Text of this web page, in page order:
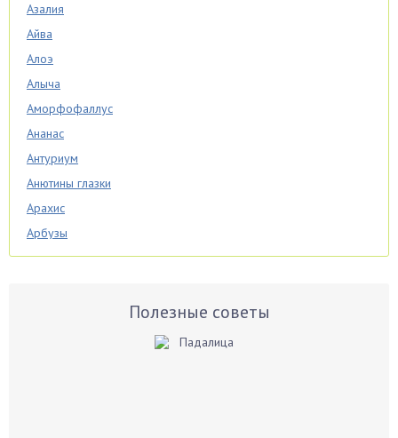
Азалия
Айва
Алоэ
Алыча
Аморфофаллус
Ананас
Антуриум
Анютины глазки
Арахис
Арбузы
Аспарагус
Полезные советы